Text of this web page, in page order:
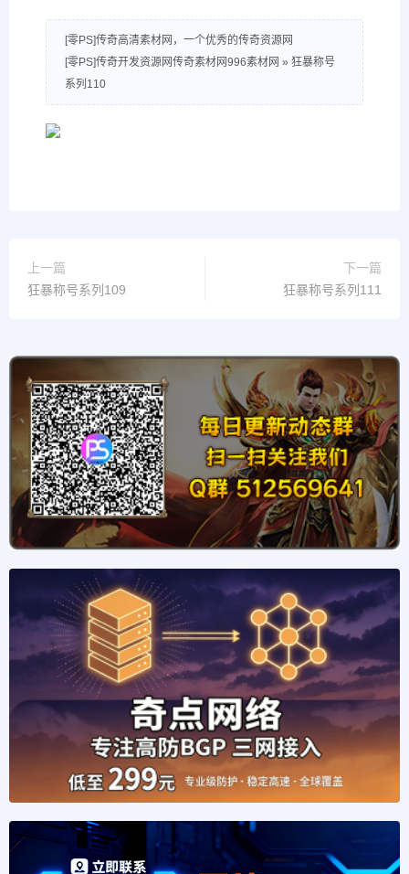
[零PS]传奇高清素材网，一个优秀的传奇资源网
[零PS]传奇开发资源网传奇素材网996素材网 » 狂暴称号
系列110
上一篇
狂暴称号系列109
下一篇
狂暴称号系列111